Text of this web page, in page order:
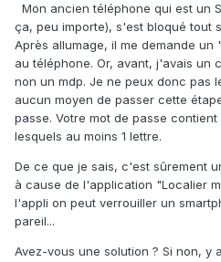
Mon ancien téléphone qui est un
ça, peu importe), s'est bloqué tout
Après allumage, il me demande
au téléphone. Or, avant, j'avais un
non un mdp. Je ne peux donc pas
aucun moyen de passer cette
passe. Votre mot de passe
lesquels au moins 1 lettre.
De ce que je sais, c'est sûrement
à cause de l'application "Localier
l'appli on peut verrouiller un
pareil...
Avez-vous une solution ? Si non,